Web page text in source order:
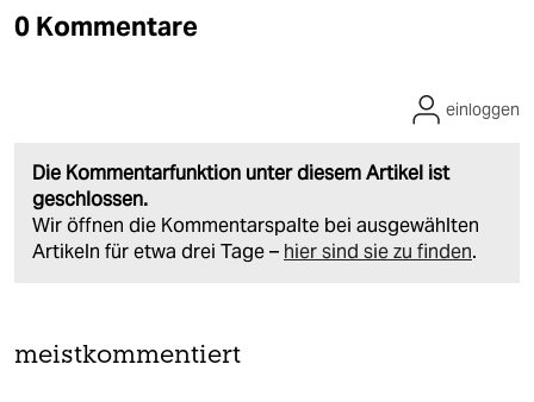
0 Kommentare
Die Kommentarfunktion unter diesem Artikel ist
geschlossen.
Wir öffnen die Kommentarspalte bei ausgewählten
Artikeln für etwa drei Tage – hier sind sie zu finden.
einloggen
meistkommentiert